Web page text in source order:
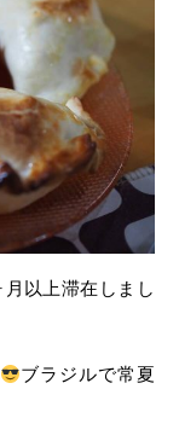
ブラジルで常夏